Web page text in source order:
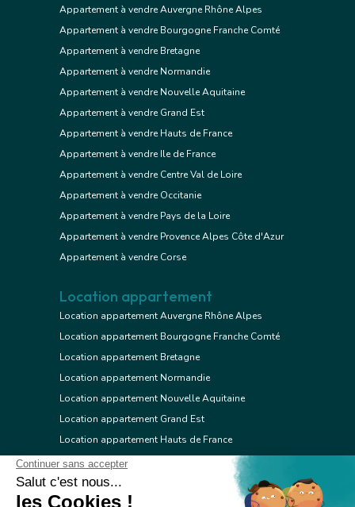
Appartement à vendre Auvergne Rhône Alpes
Appartement à vendre Bourgogne Franche Comté
Appartement à vendre Bretagne
Appartement à vendre Normandie
Appartement à vendre Nouvelle Aquitaine
Appartement à vendre Grand Est
Appartement à vendre Hauts de France
Appartement à vendre Ile de France
Appartement à vendre Centre Val de Loire
Appartement à vendre Occitanie
Appartement à vendre Pays de la Loire
Appartement à vendre Provence Alpes Côte d'Azur
Appartement à vendre Corse
Location appartement
Location appartement Auvergne Rhône Alpes
Location appartement Bourgogne Franche Comté
Location appartement Bretagne
Location appartement Normandie
Location appartement Nouvelle Aquitaine
Location appartement Grand Est
Location appartement Hauts de France
Location appartement Ile de France
Location appartement Centre Val de Loire
Location appartement Occitanie